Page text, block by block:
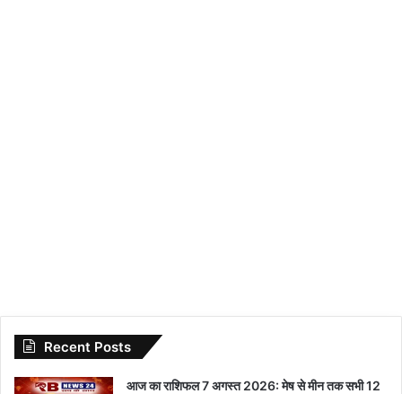
Recent Posts
आज का राशिफल 7 अगस्त 2026: मेष से मीन तक सभी 12